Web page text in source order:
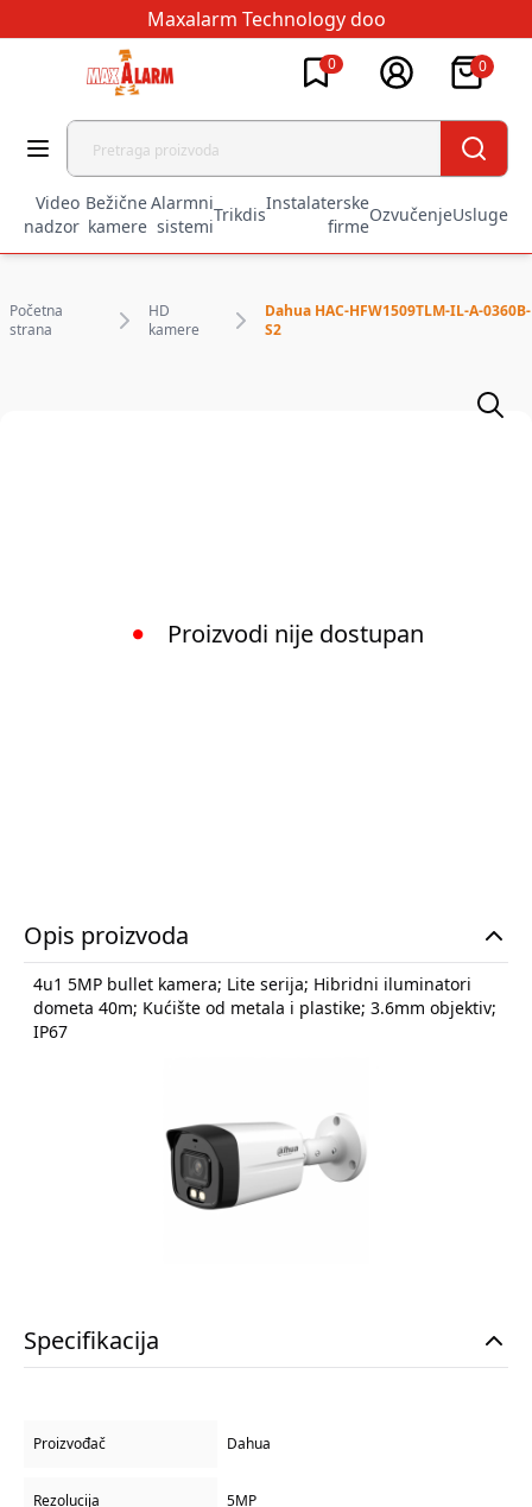
Maxalarm Technology doo
0 0
Video
nadzor
Bežične
kamere
Alarmni
sistemi
Trikdis
Instalaterske
firme
OzvučenjeUsluge
Početna
strana
HD
kamere
Dahua HAC-HFW1509TLM-IL-A-0360B-
S2
Proizvodi nije dostupan
Opis proizvoda
4u1 5MP bullet kamera; Lite serija; Hibridni iluminatori
dometa 40m; Kućište od metala i plastike; 3.6mm objektiv;
IP67
Specifikacija
Proizvođač Dahua
Rezolucija 5MP